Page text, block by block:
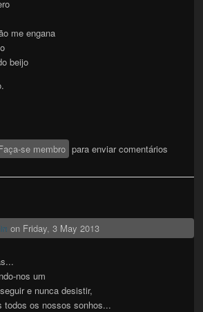
me engana
beijo
do prazer (in acróstico )
se membro para enviar comentários
on Friday, 3 May 2013
nos um
e nunca desistir,
todos os nossos sonhos...